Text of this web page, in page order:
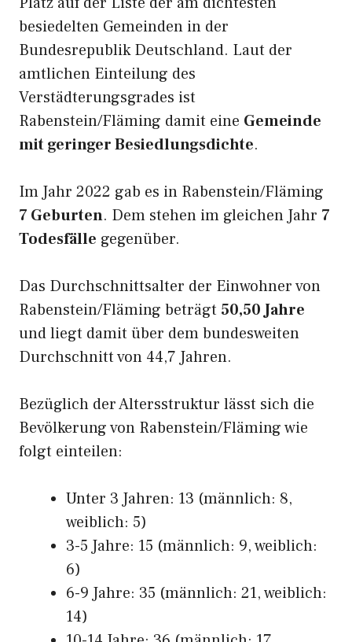
besiedelten Gemeinden in der
Bundesrepublik Deutschland. Laut der
amtlichen Einteilung des
Verstädterungsgrades ist
Rabenstein/Fläming damit eine Gemeinde
mit geringer Besiedlungsdichte.
Im Jahr 2022 gab es in Rabenstein/Fläming
7 Geburten. Dem stehen im gleichen Jahr 7
Todesfälle gegenüber.
Das Durchschnittsalter der Einwohner von
Rabenstein/Fläming beträgt 50,50 Jahre
und liegt damit über dem bundesweiten
Durchschnitt von 44,7 Jahren.
Bezüglich der Altersstruktur lässt sich die
Bevölkerung von Rabenstein/Fläming wie
folgt einteilen:
Unter 3 Jahren: 13 (männlich: 8,
weiblich: 5)
3-5 Jahre: 15 (männlich: 9, weiblich:
6)
6-9 Jahre: 35 (männlich: 21, weiblich:
14)